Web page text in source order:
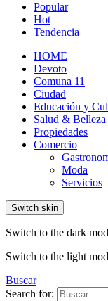
Popular
Hot
Tendencia
HOME
Devoto
Comuna 11
Ciudad
Educación y
Salud & Belleza
Propiedades
Comercio
Moda
Servicios
Switch skin
Switch to the dark
Switch to the light
Buscar
Search for: